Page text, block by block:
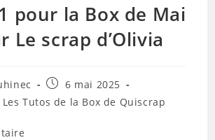
pour la Box de Mai
Le scrap d’Olivia
Publication
publiée :
6 mai 2025
Les Tutos de la Box de Quiscrap